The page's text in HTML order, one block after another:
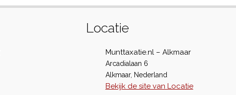
Locatie
Munttaxatie.nl – Alkmaar
Arcadialaan 6
Alkmaar, Nederland
Bekijk de site van Locatie